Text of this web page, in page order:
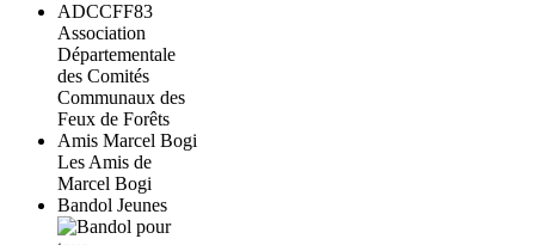
ADCCFF83
Association
Départementale
des Comités
Communaux des
Feux de Forêts
Amis Marcel Bogi
Les Amis de
Marcel Bogi
Bandol Jeunes